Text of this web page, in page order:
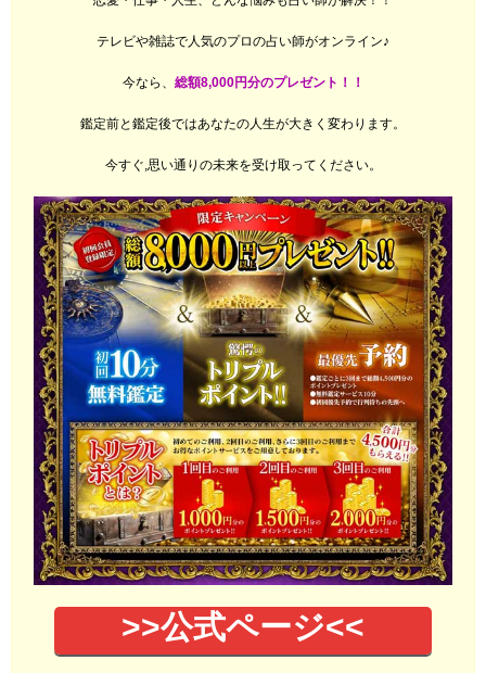
テレビや雑誌で人気のプロの占い師がオンライン♪
今なら、 総額8,000円分のプレゼント！！
鑑定前と鑑定後ではあなたの人生が大きく変わります。
今すぐ,思い通りの未来を受け取ってください。
>>公式ページ<<